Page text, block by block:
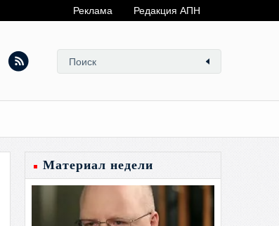
Реклама Редакция АПН
Материал недели